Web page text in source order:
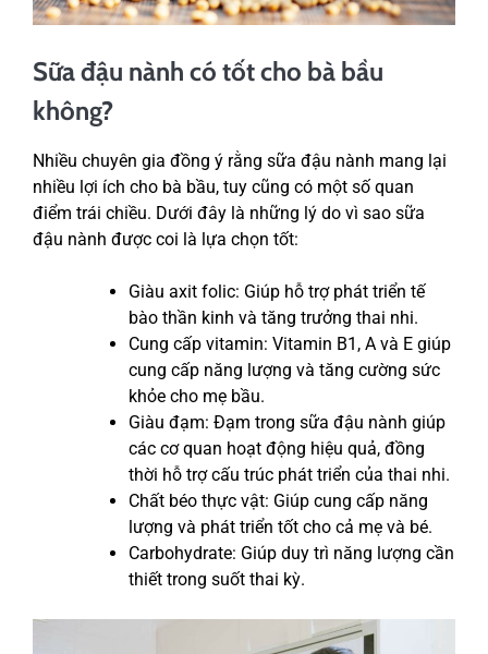
Sữa đậu nành có tốt cho bà bầu
không?
Nhiều chuyên gia đồng ý rằng sữa đậu nành mang lại
nhiều lợi ích cho bà bầu, tuy cũng có một số quan
điểm trái chiều. Dưới đây là những lý do vì sao sữa
đậu nành được coi là lựa chọn tốt:
Giàu axit folic: Giúp hỗ trợ phát triển tế
bào thần kinh và tăng trưởng thai nhi.
Cung cấp vitamin: Vitamin B1, A và E giúp
cung cấp năng lượng và tăng cường sức
khỏe cho mẹ bầu.
Giàu đạm: Đạm trong sữa đậu nành giúp
các cơ quan hoạt động hiệu quả, đồng
thời hỗ trợ cấu trúc phát triển của thai nhi.
Chất béo thực vật: Giúp cung cấp năng
lượng và phát triển tốt cho cả mẹ và bé.
Carbohydrate: Giúp duy trì năng lượng cần
thiết trong suốt thai kỳ.